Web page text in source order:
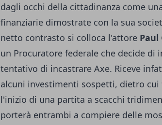
dagli occhi della cittadinanza come
finanziarie dimostrate con la sua
netto contrasto si colloca l'attore Paul
un Procuratore federale che decide di
tentativo di incastrare Axe. Riceve
alcuni investimenti sospetti, dietro
l'inizio di una partita a scacchi
porterà entrambi a compiere delle